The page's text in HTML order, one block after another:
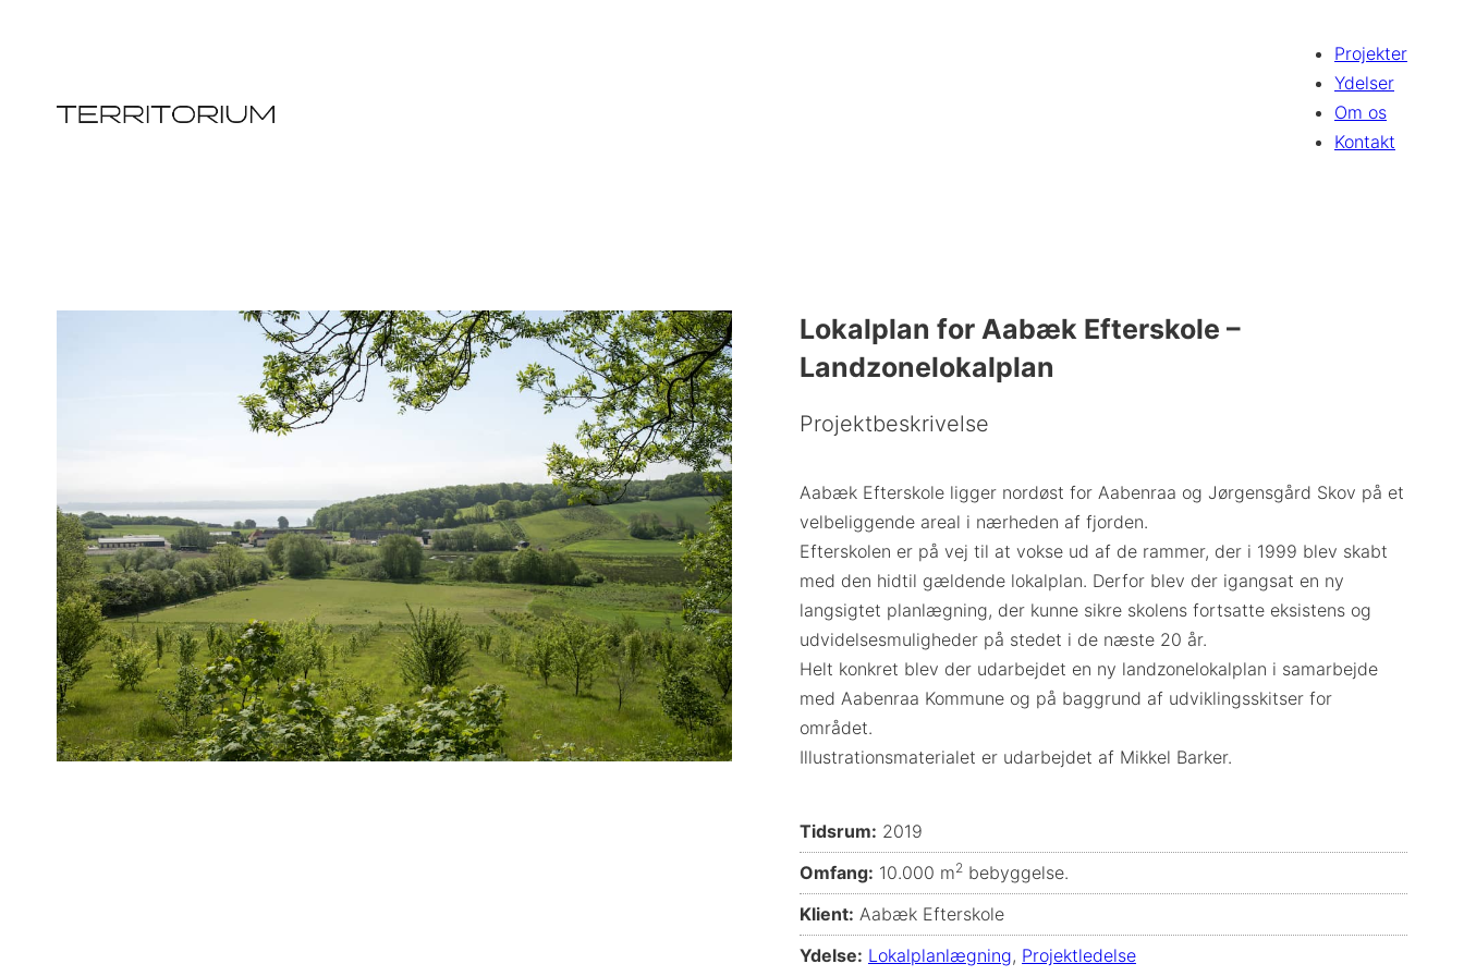
Projekter
Ydelser
Om os
Kontakt
Lokalplan for Aabæk Efterskole –
Landzonelokalplan
Projektbeskrivelse
Aabæk Efterskole ligger nordøst for Aabenraa og Jørgensgård Skov på et
velbeliggende areal i nærheden af fjorden.
Efterskolen er på vej til at vokse ud af de rammer, der i 1999 blev skabt
med den hidtil gældende lokalplan. Derfor blev der igangsat en ny
langsigtet planlægning, der kunne sikre skolens fortsatte eksistens og
udvidelsesmuligheder på stedet i de næste 20 år.
Helt konkret blev der udarbejdet en ny landzonelokalplan i samarbejde
med Aabenraa Kommune og på baggrund af udviklingsskitser for
området.
Illustrationsmaterialet er udarbejdet af Mikkel Barker.
Tidsrum: 2019
Omfang: 10.000 m2 bebyggelse.
Klient: Aabæk Efterskole
Ydelse: Lokalplanlægning, Projektledelse